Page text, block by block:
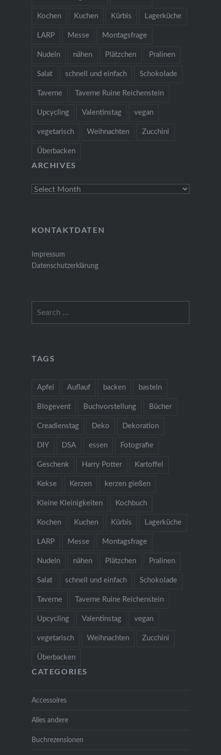
Kochen Kuchen Kürbis Lagerküche
LARP Messe Montagsfrage
Nudeln nähen Plätzchen Pralinen
Salat schnell und einfach Schokolade
Taverne Taverne Ruine Reichenstein
Upcycling Valentinstag vegan
vegetarisch Weihnachten Zucchini
Überbacken
ARCHIVES
Archives
KONTAKTDATEN
Impressum
Datenschutzerklärung
TAGS
Apfel Auflauf backen basteln
Blogevent Buchvorstellung Bücher
Creadienstag Deko Dekoration
DIY DSA essen Fotografie
Geschenk Harry Potter Kartoffel
Kekse Kerzen kerzen gießen
Kleine Kleinigkeiten Kochbuch
Kochen Kuchen Kürbis Lagerküche
LARP Messe Montagsfrage
Nudeln nähen Plätzchen Pralinen
Salat schnell und einfach Schokolade
Taverne Taverne Ruine Reichenstein
Upcycling Valentinstag vegan
vegetarisch Weihnachten Zucchini
Überbacken
CATEGORIES
Accessoires
Alles andere
Buchrezensionen